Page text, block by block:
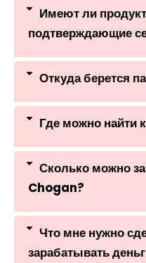
Имеют ли
подтверждающие
Откуда берется
Где можно найти
Сколько можно
Chogan?
Что мне нужно
зарабатывать